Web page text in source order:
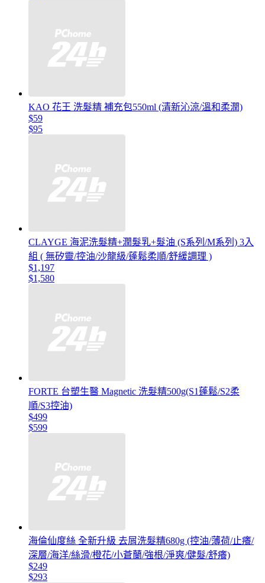
KAO 花王 洗髮精 補充包550ml (清新沁涼/溫和柔潤)
$59
$95
CLAYGE 海泥洗髮精+潤髮乳+髮油 (S系列/M系列) 3入
組 ( 無矽靈/控油/沙龍級/蓬鬆柔順/舒緩調理 )
$1,197
$1,580
FORTE 台塑生醫 Magnetic 洗髮精500g(S1蓬鬆/S2柔
順/S3控油)
$499
$599
海倫仙度絲 全新升級 去屑洗髮精680g (控油/薄荷/止癢/
深層/海洋/絲滑/橙花/小蒼蘭/強根/淨爽/健髮/舒癢)
$249
$293